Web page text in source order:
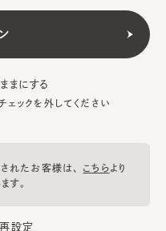
まにする
ックを外してください
れたお客様は、 こちらより
す。
設定